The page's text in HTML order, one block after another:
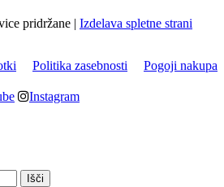
pridržane | Izdelava spletne strani
Politika zasebnosti Pogoji nakupa
Instagram